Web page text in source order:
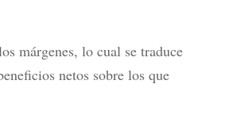
márgenes, lo cual se traduce
netos sobre los que